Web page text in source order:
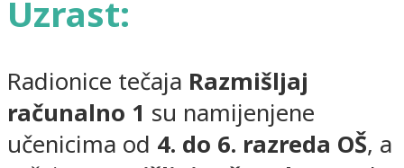
Uzrast:
Radionice tečaja Razmišljaj
računalno 1 su namijenjene
učenicima od 4. do 6. razreda OŠ, a